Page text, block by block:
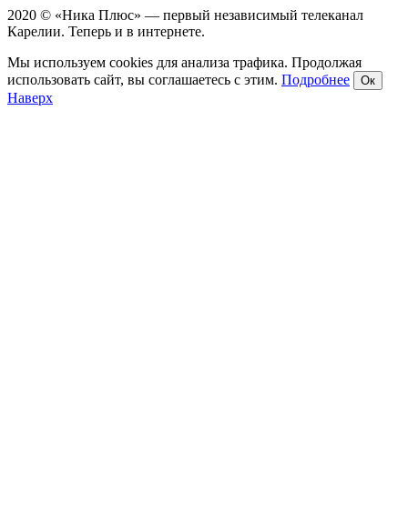
2020 © «Ника Плюс» — первый независимый телеканал
Карелии. Теперь и в интернете.
Мы используем cookies для анализа трафика. Продолжая
использовать сайт, вы соглашаетесь с этим. Подробнее Ок
Наверх